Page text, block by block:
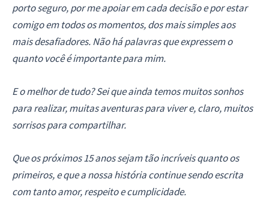
porto seguro, por me apoiar em cada decisão e por estar
comigo em todos os momentos, dos mais simples aos
mais desafiadores. Não há palavras que expressem o
quanto você é importante para mim.
E o melhor de tudo? Sei que ainda temos muitos sonhos
para realizar, muitas aventuras para viver e, claro, muitos
sorrisos para compartilhar.
Que os próximos 15 anos sejam tão incríveis quanto os
primeiros, e que a nossa história continue sendo escrita
com tanto amor, respeito e cumplicidade.